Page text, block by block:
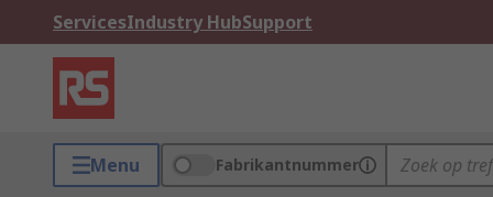
ServicesIndustry HubSupport
Menu Fabrikantnummer